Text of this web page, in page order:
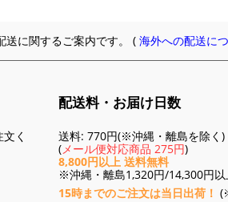
送に関するご案内です。 (海外への配送に
く
配送料・お届け日数
送料: 770円(※沖縄・離島を除く)
( メール便対応商品 275円)
8,800円以上 送料無料
※沖縄・離島1,320円/14,300円以
15時までのご注文は当日出荷！